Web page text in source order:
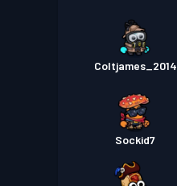
Coltjames_2014
Sockid7